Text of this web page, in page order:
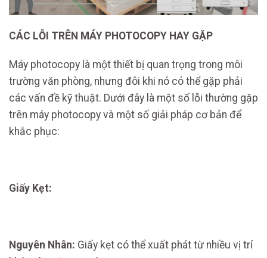
CÁC LỖI TRÊN MÁY PHOTOCOPY HAY GẶP
Máy photocopy là một thiết bị quan trọng trong môi
trường văn phòng, nhưng đôi khi nó có thể gặp phải
các vấn đề kỹ thuật. Dưới đây là một số lỗi thường gặp
trên máy photocopy và một số giải pháp cơ bản để
khắc phục:
Giấy Kẹt:
Nguyên Nhân: Giấy kẹt có thể xuất phát từ nhiều vị trí